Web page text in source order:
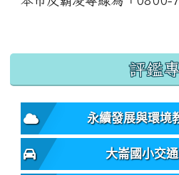
:::
評鑑
永續發展與環境
大崙國小交